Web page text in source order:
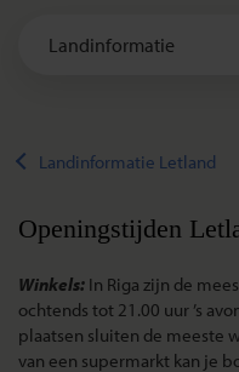
Landinformatie Letland
Openingstijden
Winkels: In Riga zijn de
ochtends tot 21.00 uur ’s
plaatsen sluiten de meeste
van een supermarkt kan je